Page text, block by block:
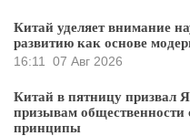
Китай уделяет внимание
развитию как основе
16:11
07 Авг 2026
Китай в пятницу призвал
призывам общественности
принципы